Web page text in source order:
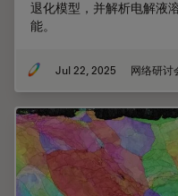
退化模型，并解析电解液
能。
Jul 22, 2025 网络研讨